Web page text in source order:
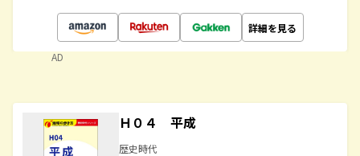
詳細を見る
AD
Ｈ０４ 平成
歴史時代